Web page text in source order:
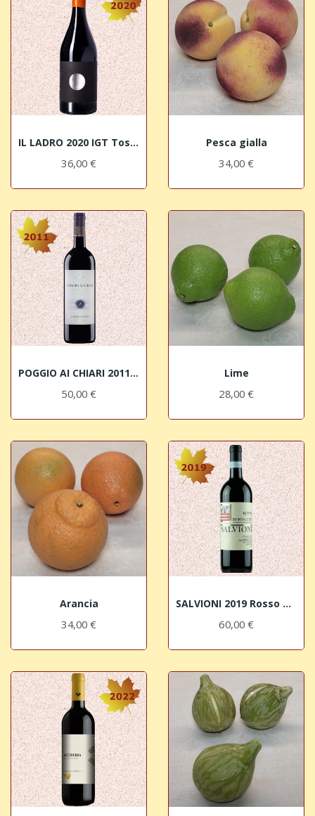
IL LADRO 2020 IGT Toscana Rosso - La Cocombola
36,00 €
Pesca gialla
34,00 €
POGGIO AI CHIARI 2011 IGT Sangiovese Toscano...
50,00 €
Lime
28,00 €
Arancia
34,00 €
SALVIONI 2019 Rosso di Montalcino DOC
60,00 €